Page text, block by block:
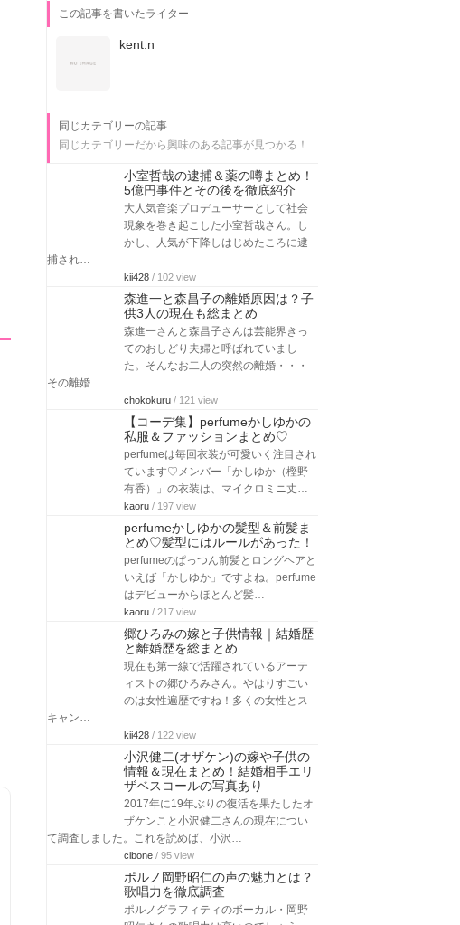
この記事を書いたライター
kent.n
同じカテゴリーの記事
同じカテゴリーだから興味のある記事が見つかる！
小室哲哉の逮捕＆薬の噂まとめ！
5億円事件とその後を徹底紹介
大人気音楽プロデューサーとして社会
現象を巻き起こした小室哲哉さん。し
かし、人気が下降しはじめたころに逮
捕され…
kii428 / 102 view
森進一と森昌子の離婚原因は？子
供3人の現在も総まとめ
森進一さんと森昌子さんは芸能界きっ
てのおしどり夫婦と呼ばれていまし
た。そんなお二人の突然の離婚・・・
その離婚…
chokokuru / 121 view
【コーデ集】perfumeかしゆかの
私服＆ファッションまとめ♡
perfumeは毎回衣装が可愛いく注目され
ています♡メンバー「かしゆか（樫野
有香）」の衣装は、マイクロミニ丈…
kaoru / 197 view
perfumeかしゆかの髪型＆前髪ま
とめ♡髪型にはルールがあった！
perfumeのぱっつん前髪とロングヘアと
いえば「かしゆか」ですよね。perfume
はデビューからほとんど髪…
kaoru / 217 view
郷ひろみの嫁と子供情報｜結婚歴
と離婚歴を総まとめ
現在も第一線で活躍されているアーテ
ィストの郷ひろみさん。やはりすごい
のは女性遍歴ですね！多くの女性とス
キャン…
kii428 / 122 view
小沢健二(オザケン)の嫁や子供の
情報＆現在まとめ！結婚相手エリ
ザベスコールの写真あり
2017年に19年ぶりの復活を果たしたオ
ザケンこと小沢健二さんの現在につい
て調査しました。これを読めば、小沢…
cibone / 95 view
ポルノ岡野昭仁の声の魅力とは？
歌唱力を徹底調査
ポルノグラフィティのボーカル・岡野